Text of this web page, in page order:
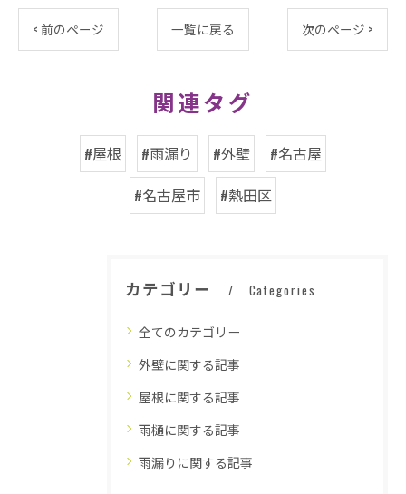
< 前のページ 一覧に戻る 次のページ >
関連タグ
#屋根 #雨漏り #外壁
#名古屋
#名古屋市
#熱田区
カテゴリー Categories
全てのカテゴリー
外壁に関する記事
屋根に関する記事
雨樋に関する記事
雨漏りに関する記事